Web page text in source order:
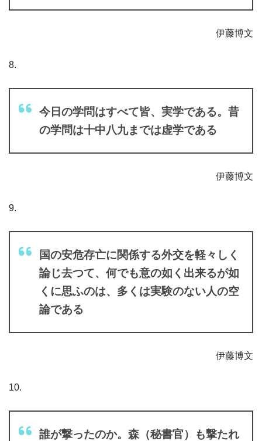
伊藤博文
8.
今日の学問はすべて皆、実学である。昔
の学問は十中八九までは虚学である
伊藤博文
9.
国の安危存亡に関係する外交を軽々しく
論じ去つて、何でも意の如く出来るが如
くに思ふのは、多くは実験のない人の空
論である
伊藤博文
10.
誰が撃ったのか。森（秘書官）も撃たれ